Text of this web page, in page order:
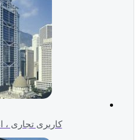
کاربری تجاری ،